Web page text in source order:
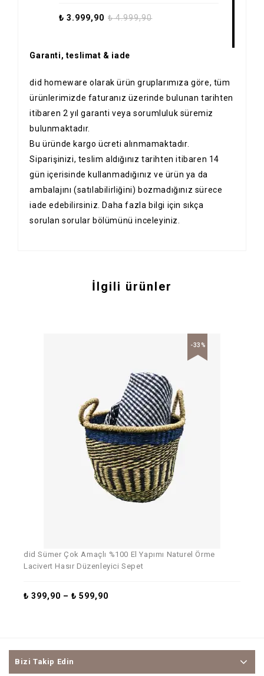
₺4.999,90
₺ 3.999,90
Garanti, teslimat & iade
did homeware olarak ürün gruplarımıza göre, tüm
ürünlerimizde faturanız üzerinde bulunan tarihten
itibaren 2 yıl garanti veya sorumluluk süremiz
bulunmaktadır.
Bu üründe kargo ücreti alınmamaktadır.
Siparişinizi, teslim aldığınız tarihten itibaren 14
gün içerisinde kullanmadığınız ve ürün ya da
ambalajını (satılabilirliğini) bozmadığınız sürece
iade edebilirsiniz. Daha fazla bilgi için sıkça
sorulan sorular bölümünü inceleyiniz.
İlgili ürünler
-33%
did Sümer Çok Amaçlı %100 El Yapımı Naturel Örme
Lacivert Hasır Düzenleyici Sepet
₺ 399,90 – ₺ 599,90
Bizi Takip Edin